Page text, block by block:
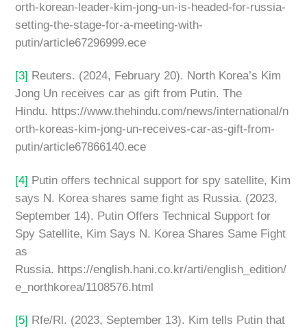
orth-korean-leader-kim-jong-un-is-headed-for-russia-
setting-the-stage-for-a-meeting-with-
putin/article67296999.ece
[3] Reuters. (2024, February 20). North Korea’s Kim
Jong Un receives car as gift from Putin. The
Hindu. https://www.thehindu.com/news/international/n
orth-koreas-kim-jong-un-receives-car-as-gift-from-
putin/article67866140.ece
[4] Putin offers technical support for spy satellite, Kim
says N. Korea shares same fight as Russia. (2023,
September 14). Putin Offers Technical Support for
Spy Satellite, Kim Says N. Korea Shares Same Fight
as
Russia. https://english.hani.co.kr/arti/english_edition/
e_northkorea/1108576.html
[5] Rfe/Rl. (2023, September 13). Kim tells Putin that